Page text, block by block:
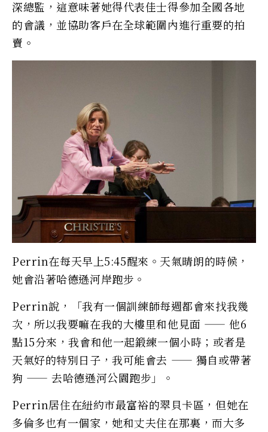
深總監，這意味著她得代表佳士得參加全國各地
的會議，並協助客戶在全球範圍內進行重要的拍
賣。
Perrin在每天早上5:45醒來。天氣晴朗的時候，
她會沿著哈德遜河岸跑步。
Perrin說，「我有一個訓練師每週都會來找我幾
次，所以我要嘛在我的大樓里和他見面 —— 他6
點15分來，我會和他一起鍛練一個小時；或者是
天氣好的特別日子，我可能會去 —— 獨自或帶著
狗 —— 去哈德遜河公園跑步」。
Perrin居住在紐約市最富裕的翠貝卡區，但她在
多倫多也有一個家，她和丈夫住在那裏，而大多